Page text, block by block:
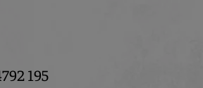
195